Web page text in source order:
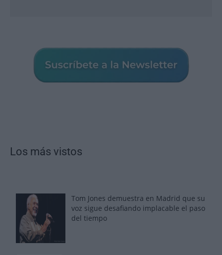
Los más vistos
Tom Jones demuestra en Madrid que su
voz sigue desafiando implacable el paso
del tiempo